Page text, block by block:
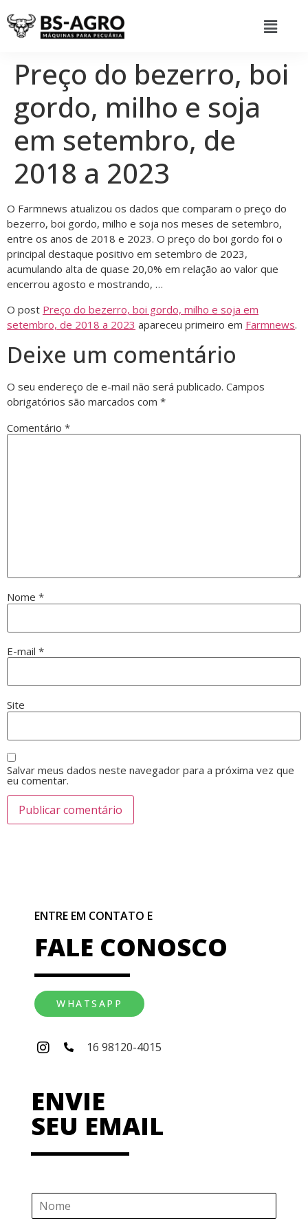
Preço do bezerro, boi
gordo, milho e soja
em setembro, de
2018 a 2023
O Farmnews atualizou os dados que comparam o preço do
bezerro, boi gordo, milho e soja nos meses de setembro,
entre os anos de 2018 e 2023. O preço do boi gordo foi o
principal destaque positivo em setembro de 2023,
acumulando alta de quase 20,0% em relação ao valor que
encerrou agosto e mostrando, …
O post Preço do bezerro, boi gordo, milho e soja em
setembro, de 2018 a 2023 apareceu primeiro em Farmnews.
Deixe um comentário
O seu endereço de e-mail não será publicado. Campos
obrigatórios são marcados com *
Comentário *
Nome *
E-mail *
Site
Salvar meus dados neste navegador para a próxima vez que
eu comentar.
ENTRE EM CONTATO E
FALE CONOSCO
WHATSAPP
16 98120-4015
ENVIE
SEU EMAIL
N